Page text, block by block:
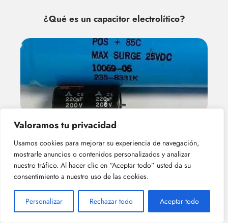
Valoramos tu privacidad
Usamos cookies para mejorar su experiencia de navegación,
mostrarle anuncios o contenidos personalizados y analizar
nuestro tráfico. Al hacer clic en “Aceptar todo” usted da su
consentimiento a nuestro uso de las cookies.
Personalizar Rechazar todo Aceptar todo
¿Qué es un capacitor electrolítico?
los capacitor electrolíticos?
Deja una respuesta